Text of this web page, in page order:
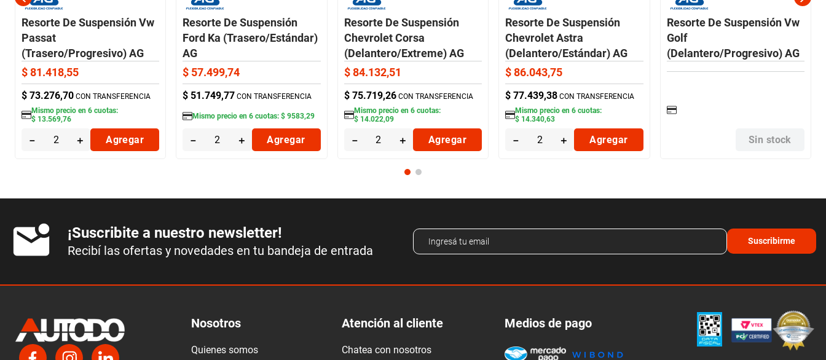
Resorte De Suspensión Vw
Passat
(Trasero/Progresivo) AG
$81.418,55
$ 73.276,70 CON TRANSFERENCIA
Mismo precio en 6cuotas:
$ 13.569,76
＋
－ Agregar
Resorte De Suspensión
Ford Ka (Trasero/Estándar)
AG
$ 57.499,74
$ 51 .749,77 CON TRANSFERENCIA
Mismo precio en6 cuotas:$ 9583,29
＋
－ Agregar
Resorte De Suspensión
Chevrolet Corsa
(Delantero/Extreme) AG
$ 84.132,51
$ 75.719,26 CON TRANSFERENCIA
Mismo precio en 6cuotas:
$ 14.022,09
＋
－ Agregar
Resorte De Suspensión
Chevrolet Astra
(Delantero/Estándar) AG
$86.043,75
$ 77.439,38 CON TRANSFERENCIA
Mismo precio en6 cuotas:
$ 14.340,63
＋
－ Agregar
Resorte De Suspensión Vw
Golf
(Delantero/Progresivo) AG
Sin stock
¡Suscribite a nuestro newsletter!
Recibí las ofertas y novedades en tu bandeja de entrada
Suscribirme
Nosotros
Quienes somos
Atención al cliente
Chatea con nosotros
Medios de pago